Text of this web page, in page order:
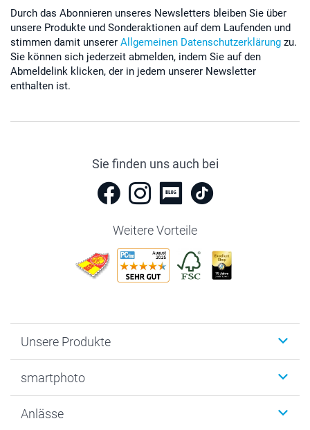
Durch das Abonnieren unseres Newsletters bleiben Sie über
unsere Produkte und Sonderaktionen auf dem Laufenden und
stimmen damit unserer Allgemeinen Datenschutzerklärung zu.
Sie können sich jederzeit abmelden, indem Sie auf den
Abmeldelink klicken, der in jedem unserer Newsletter
enthalten ist.
Sie finden uns auch bei
Weitere Vorteile
Unsere Produkte
Fotogeschenke
MyNameBook
smartphoto
Warum smartphoto
Anlässe